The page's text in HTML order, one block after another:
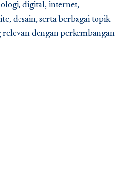
digital, internet,
desain, serta berbagai topik
dengan perkembangan